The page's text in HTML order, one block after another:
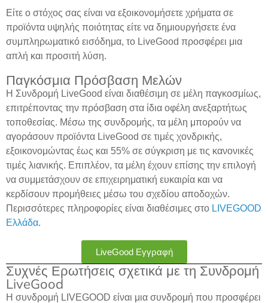
Είτε ο στόχος σας είναι να εξοικονομήσετε χρήματα σε
προϊόντα υψηλής ποιότητας είτε να δημιουργήσετε ένα
συμπληρωματικό εισόδημα, το LiveGood προσφέρει μια
απλή και προσιτή λύση.
Παγκόσμια Πρόσβαση Μελών
Η Συνδρομή LiveGood είναι διαθέσιμη σε μέλη παγκοσμίως,
επιτρέποντας την πρόσβαση στα ίδια οφέλη ανεξαρτήτως
τοποθεσίας. Μέσω της συνδρομής, τα μέλη μπορούν να
αγοράσουν προϊόντα LiveGood σε τιμές χονδρικής,
εξοικονομώντας έως και 55% σε σύγκριση με τις κανονικές
τιμές λιανικής. Επιπλέον, τα μέλη έχουν επίσης την επιλογή
να συμμετάσχουν σε επιχειρηματική ευκαιρία και να
κερδίσουν προμήθειες μέσω του σχεδίου αποδοχών.
Περισσότερες πληροφορίες είναι διαθέσιμες στο LIVEGOOD
Ελλάδα.
LiveGood Εγγραφή
Συχνές Ερωτήσεις σχετικά με τη Συνδρομή
LiveGood
Η συνδρομή LIVEGOOD είναι μια συνδρομή που προσφέρει